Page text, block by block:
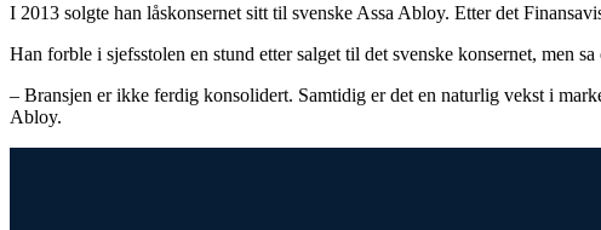
I 2013 solgte han låskonsernet sitt til svenske Assa Abloy. Etter det
Han forble i sjefsstolen en stund etter salget til det svenske konsernet, men
– Bransjen er ikke ferdig konsolidert. Samtidig er det en naturlig vekst i
Abloy.